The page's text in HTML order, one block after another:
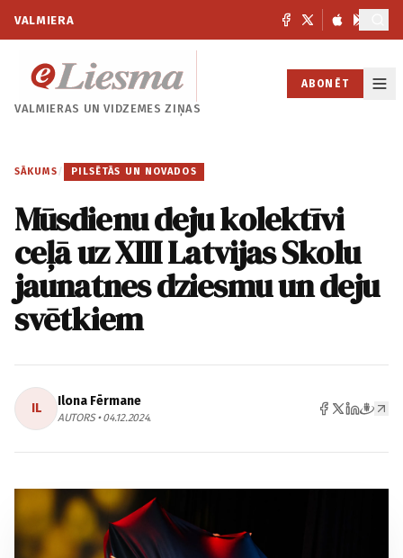
VALMIERA
VALMIERAS UNVIDZEMES ZIŅAS
ABONĒT
SĀKUMS / PILSĒTĀS UN NOVADOS
Mūsdienu deju kolektīvi
ceļā uz XIII Latvijas Skolu
jaunatnes dziesmu un deju
svētkiem
IL Ilona Fērmane
AUTORS • 04.12.2024.